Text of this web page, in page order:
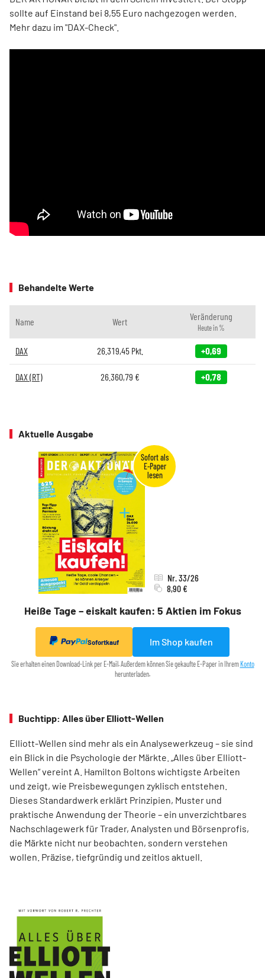
sollte auf Einstand bei 8,55 Euro nachgezogen werden.
Mehr dazu im "DAX-Check".
Behandelte Werte
Name Wert Veränderung
Heute in %
DAX 26.319,45Pkt. +0,69
DAX (RT) 26.360,79 € +0,78
Aktuelle Ausgabe
Heiße Tage – eiskalt kaufen: 5 Aktien im Fokus
Nr. 33/26
8,90 €
Sofortkauf Im Shop kaufen
Sie erhalten einen Download-Link per E-Mail. Außerdem können Sie gekaufte E-Paper in Ihrem Konto
herunterladen.
Buchtipp: Alles über Elliott-Wellen
Elliott-Wellen sind mehr als ein Analysewerkzeug – sie sind
ein Blick in die Psychologie der Märkte. „Alles über Elliott-
Wellen“ vereint A. Hamilton Boltons wichtigste Arbeiten
und zeigt, wie Preisbewegungen zyklisch entstehen.
Dieses Standardwerk erklärt Prinzipien, Muster und
praktische Anwendung der Theorie – ein unverzichtbares
Nachschlagewerk für Trader, Analysten und Börsenprofis,
die Märkte nicht nur beobachten, sondern verstehen
wollen. Präzise, tiefgründig und zeitlos aktuell.